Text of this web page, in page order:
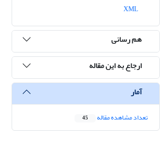
هم رسانی
ارجاع به این مقاله
آمار
تعداد مشاهده مقاله 45